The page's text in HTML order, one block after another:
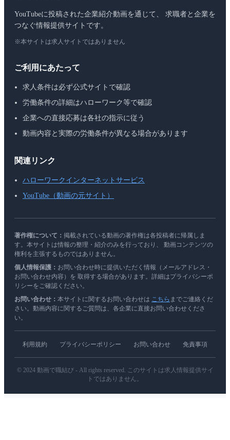
YouTubeに投稿された企業紹介動画を通じて、 求職者と企業を
つなぐ情報提供サイトです。
※本サイトは求人サイトではありません
ご利用にあたって
求人条件は必ず公式サイトで確認
労働条件の詳細はハローワーク等で確認
企業への直接応募は各社の指示に従う
動画内容と実際の労働条件が異なる場合があります
関連リンク
ハローワークインターネットサービス
YouTube（動画の元サイト）
著作権について： 掲載されている動画の著作権は各投稿者に帰属しま
す。本サイトは情報の整理・紹介のみを行っており、 動画コンテンツの
権利を主張するものではありません。
個人情報保護： お問い合わせ時に提供いただく情報（メールアドレス・
お問い合わせ内容）を 取得する場合があります。詳細はプライバシーポ
リシーをご確認ください。
お問い合わせ： 本サイトに関するお問い合わせは こちら までご連絡くだ
さい。動画内容に関するご質問は、各企業に直接お問い合わせくださ
い。
利用規約 プライバシーポリシー お問い合わせ 免責事項
© 2024 動画で職結び - All rights reserved. このサイトは求人情報提供サイ
トではありません。